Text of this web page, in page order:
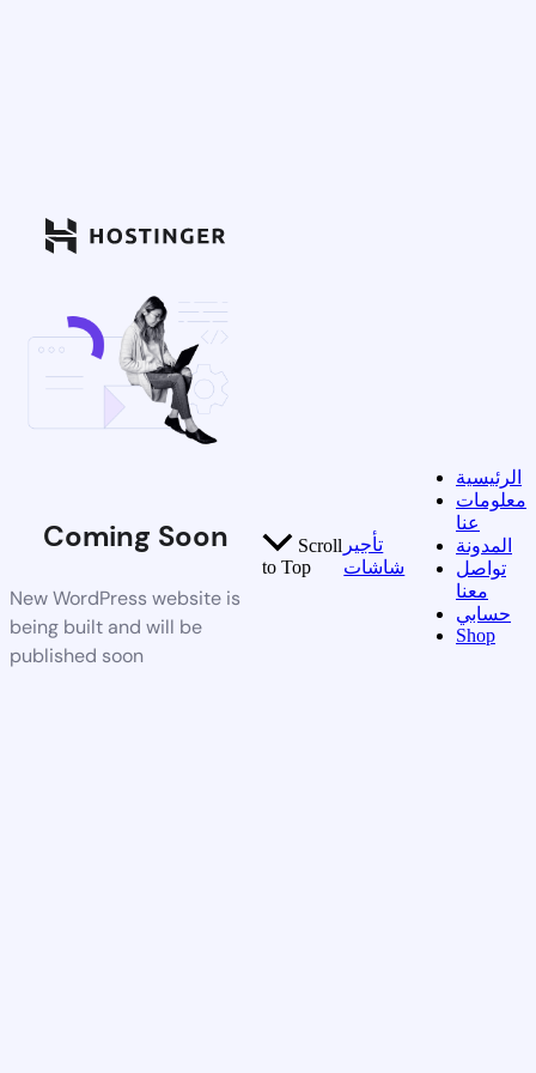
Coming Soon
New WordPress website is
being built and will be
published soon
Scroll
to Top
تأجير
شاشات
الرئيسية
معلومات
عنا
المدونة
تواصل
معنا
حسابي
Shop